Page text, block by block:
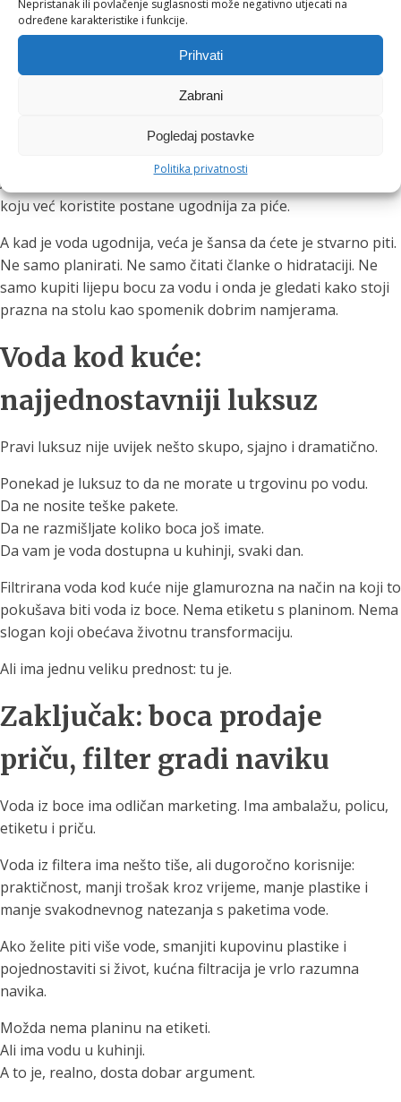
Nepristanak ili povlačenje suglasnosti može negativno utjecati na
određene karakteristike i funkcije.
Prihvati
Zabrani
Pogledaj postavke
Politika privatnosti
Nema one male kućne izložbe plastike pokraj kante.
A što je s okusom?
Okus vode je osobna stvar. Netko voli neutralnu vodu,
Ali baš zato filtracija ima smisla. Ona može pomoći da voda
koju već koristite postane ugodnija za piće.
A kad je voda ugodnija, veća je šansa da ćete je stvarno piti.
Ne samo planirati. Ne samo čitati članke o hidrataciji. Ne
samo kupiti lijepu bocu za vodu i onda je gledati kako stoji
prazna na stolu kao spomenik dobrim namjerama.
Voda kod kuće:
najjednostavniji luksuz
Pravi luksuz nije uvijek nešto skupo, sjajno i dramatično.
Ponekad je luksuz to da ne morate u trgovinu po vodu.
Da ne nosite teške pakete.
Da ne razmišljate koliko boca još imate.
Da vam je voda dostupna u kuhinji, svaki dan.
Filtrirana voda kod kuće nije glamurozna na način na koji to
pokušava biti voda iz boce. Nema etiketu s planinom. Nema
slogan koji obećava životnu transformaciju.
Ali ima jednu veliku prednost: tu je.
Zaključak: boca prodaje
priču, filter gradi naviku
Voda iz boce ima odličan marketing. Ima ambalažu, policu,
etiketu i priču.
Voda iz filtera ima nešto tiše, ali dugoročno korisnije:
praktičnost, manji trošak kroz vrijeme, manje plastike i
manje svakodnevnog natezanja s paketima vode.
Ako želite piti više vode, smanjiti kupovinu plastike i
pojednostaviti si život, kućna filtracija je vrlo razumna
navika.
Možda nema planinu na etiketi.
Ali ima vodu u kuhinji.
A to je, realno, dosta dobar argument.